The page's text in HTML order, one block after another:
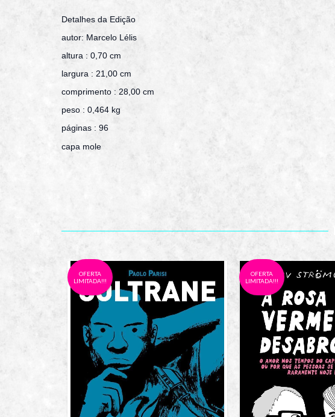
Detalhes da Edição
autor: Marcelo Lélis
altura : 0,70 cm
largura : 21,00 cm
comprimento : 28,00 cm
peso : 0,464 kg
páginas : 96
capa mole
OFERTA
LIMITADA!!!
OFERTA
LIMITADA!!!